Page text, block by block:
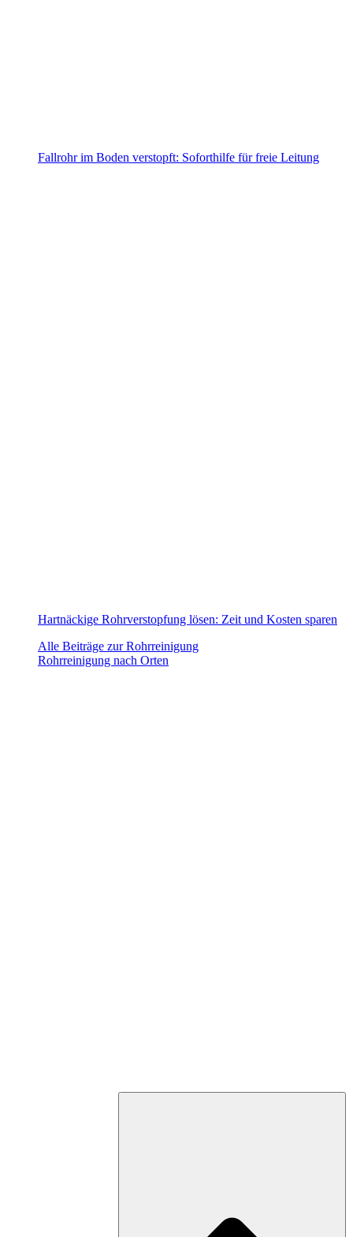
Fallrohr im Boden verstopft: Soforthilfe für freie Leitung
Hartnäckige Rohrverstopfung lösen: Zeit und Kosten sparen
Alle Beiträge zur Rohrreinigung
Rohrreinigung nach Orten